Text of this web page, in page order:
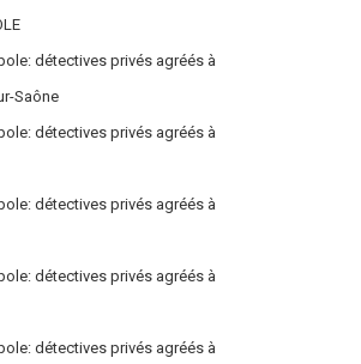
détectives privés agréés à
Saône
détectives privés agréés à
détectives privés agréés à
détectives privés agréés à
détectives privés agréés à